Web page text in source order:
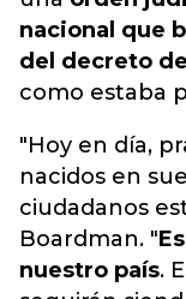
nacional que
del decreto
como estaba
"Hoy en día,
nacidos en
ciudadanos
Boardman. "
nuestro país.